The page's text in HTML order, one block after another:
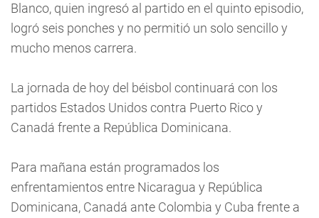
Blanco, quien ingresó al partido en el quinto episodio,
logró seis ponches y no permitió un solo sencillo y
mucho menos carrera.
La jornada de hoy del béisbol continuará con los
partidos Estados Unidos contra Puerto Rico y
Canadá frente a República Dominicana.
Para mañana están programados los
enfrentamientos entre Nicaragua y República
Dominicana, Canadá ante Colombia y Cuba frente a